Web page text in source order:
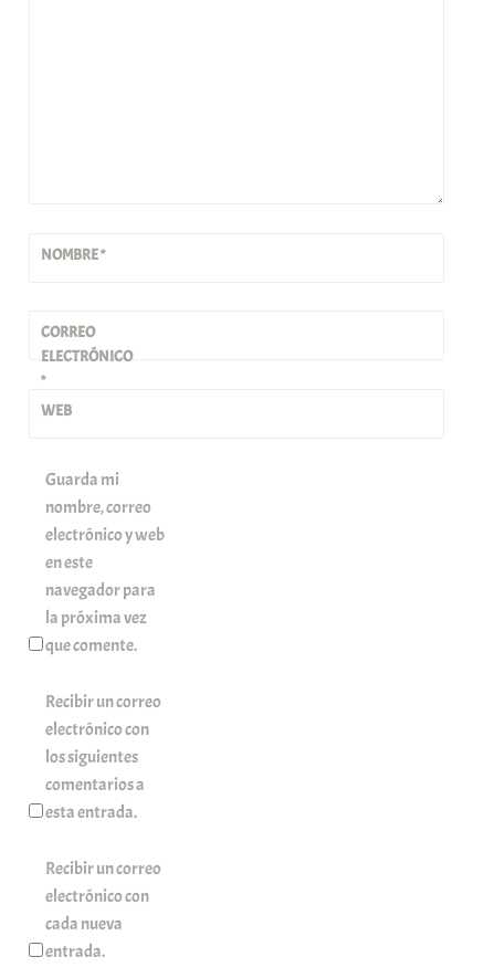
NOMBRE*
CORREO
ELECTRÓNICO
*
WEB
Guarda mi
nombre, correo
electrónico y web
en este
navegador para
la próxima vez
que comente.
Recibir un correo
electrónico con
los siguientes
comentarios a
esta entrada.
Recibir un correo
electrónico con
cada nueva
entrada.